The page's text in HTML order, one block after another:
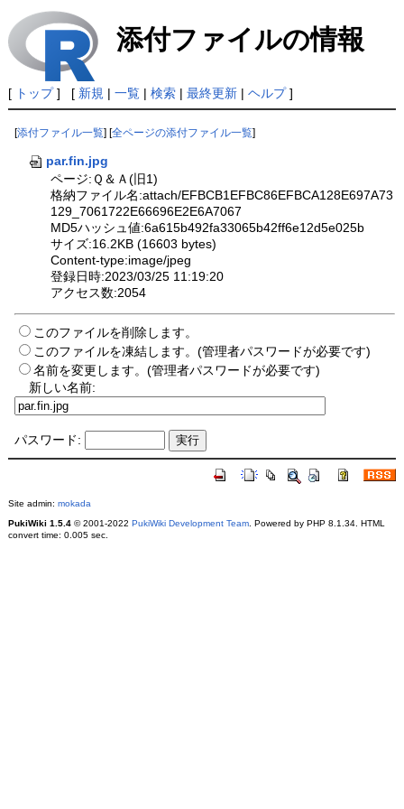
添付ファイルの情報
[ トップ] [ 新規 | 一覧| 検索| 最終更新| ヘルプ]
[添付ファイル一覧 ] [全ページの添付ファイル一覧
par.fin.jpg
ページ:Ｑ＆Ａ(旧1)
格納ファイル名:attach/EFBCB1EFBC86EFBCA128E697A73
129_7061722E66696E2E6A7067
MD5ハッシュ値:6a615b492fa33065b42ff6e12d5e025b
サイズ:16.2KB (16603 bytes)
Content-type:image/jpeg
登録日時:2023/03/25 11:19:20
アクセス数:2054
このファイルを削除します。
このファイルを凍結します。(管理者パスワードが必要です)
名前を変更します。(管理者パスワードが必要です)
新しい名前:
パスワード:
Site admin: mokada
PukiWiki 1.5.4© 2001-2022 PukiWiki Development Team. Powered by PHP 8.1.34. HTML
convert time: 0.005 sec.